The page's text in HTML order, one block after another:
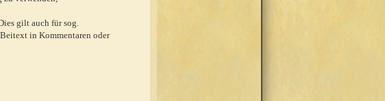
gilt auch für sog.
in Kommentaren oder